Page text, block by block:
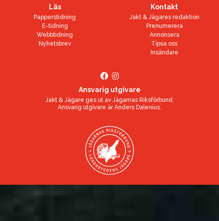
Läs
Papperstidning
E-tidning
Webbtidning
Nyhetsbrev
Kontakt
Jakt & Jägares redaktion
Prenumerera
Annonsera
Tipsa oss
Insändare
Ansvarig utgivare
Jakt & Jägare ges ut av Jägarnas Riksförbund.
Ansvarig utgivare ärAnders Dalenius.